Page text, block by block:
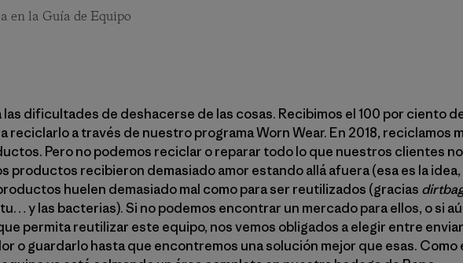
en la Guía de Equipo
las dificultades de deshacerse de las cosas. Recibimos el 100 por ciento
reciclarlo a través de nuestro programa Worn Wear. En 2018, reciclamos
Pero no podemos reciclar o reparar todo lo que nuestros clientes
productos recibieron demasiado amor estando allá afuera (esa es la
huelen demasiado mal como para ser reutilizados (gracias
y las bacterias). Si no podemos encontrar un mercado para ellos, o si
permita reutilizar este equipo, nos vemos obligados a elegir entre
o guardarlo hasta que encontremos una solución mejor que esas. Como